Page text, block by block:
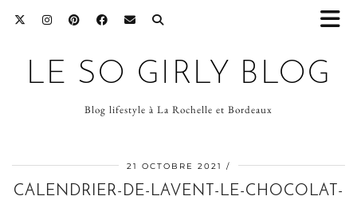
LE SO GIRLY BLOG
Blog lifestyle à La Rochelle et Bordeaux
21 OCTOBRE 2021
CALENDRIER-DE-LAVENT-LE-CHOCOLAT-